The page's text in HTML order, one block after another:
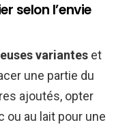
selon l’envie
variantes et
une partie du
ajoutés, opter
ou au lait pour une